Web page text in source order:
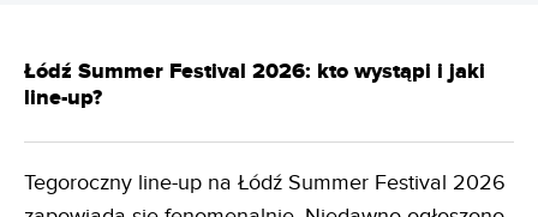
Łódź Summer Festival 2026: kto wystąpi i jaki
line-up?
Tegoroczny line-up na Łódź Summer Festival 2026